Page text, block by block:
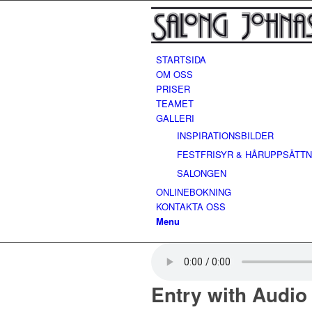
STARTSIDA
OM OSS
PRISER
TEAMET
GALLERI
INSPIRATIONSBILDER
FESTFRISYR &
SALONGEN
ONLINEBOKNING
KONTAKTA OSS
Menu
Entry with Audio